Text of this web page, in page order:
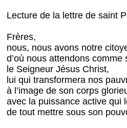
Lecture de la lettre de saint
Frères,
nous, nous avons notre
d’où nous attendons comme
le Seigneur Jésus Christ,
lui qui transformera nos
à l’image de son corps
avec la puissance active qui
de tout mettre sous son